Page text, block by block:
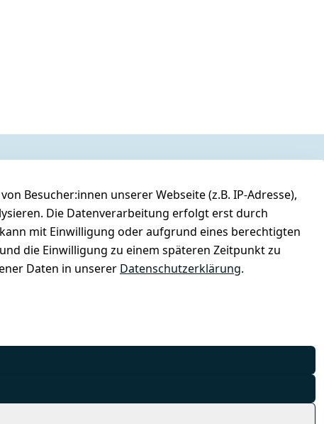
Besucher:innen unserer Webseite (z.B. IP-Adresse),
Die Datenverarbeitung erfolgt erst durch
mit Einwilligung oder aufgrund eines berechtigten
die Einwilligung zu einem späteren Zeitpunkt zu
Daten in unserer Datenschutzerklärung.